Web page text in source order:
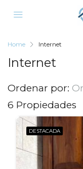
Home Internet
Internet
6 Propiedades
Ordenar por:
DESTACADA